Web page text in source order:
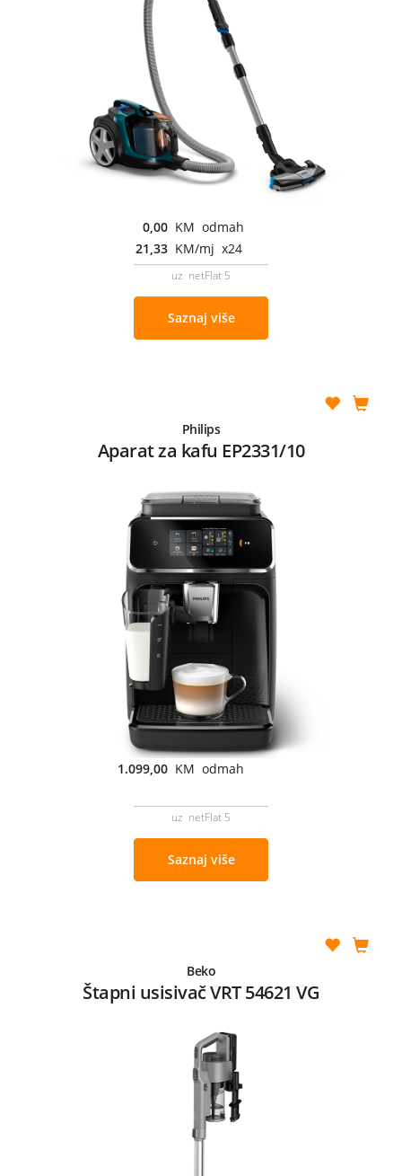
0,00 KM odmah
21,33 KM/mj x24
uz netFlat 5
Saznaj više
Philips
Aparat za kafu EP2331/10
1.099,00 KM odmah
uz netFlat 5
Saznaj više
Beko
Štapni usisivač VRT 54621 VG